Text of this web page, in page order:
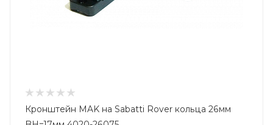
Кронштейн MAK на Sabatti Rover кольца 26мм